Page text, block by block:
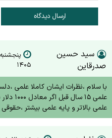
ارسال دیدگاه
سید حسین
صدرقاین
۱۴۰۵
با سلام ،نظرات ایشان کاملا علمی
علمی
علمی بالاتر و پایه علمی بیشتر ،حقوقی حدود ۳۵۰ دلار